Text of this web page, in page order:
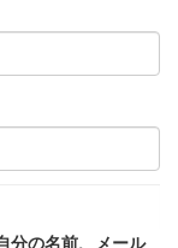
分の名前、メール